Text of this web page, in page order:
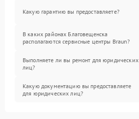
Какую гарантию вы предоставляете?
В каких районах Благовещенска
располагаются сервисные центры Braun?
Выполняете ли вы ремонт для юридических
лиц?
Какую документацию вы предоставляете
для юридических лиц?